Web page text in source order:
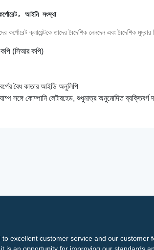
আইনি সংস্থা
কর্পোরেট ক্লায়েন্টকে তাদের বৈদেশিক লেনদেন এবং বৈদেশিক
কপি (সিআর কপি)
বৈধ কাতার আইডি অনুলিপি
সঙ্গে কোম্পানি লেটারহেড, শুধুমাত্র অনুমোদিত ব্যক্তিবর্গ
excellent customer service and our customer